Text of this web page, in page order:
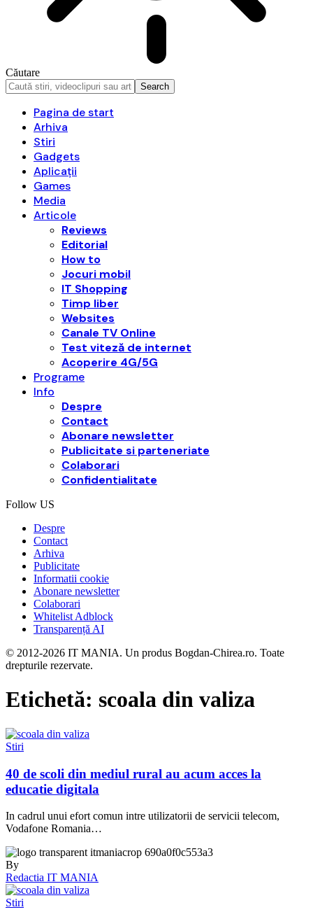
Căutare
Pagina de start
Arhiva
Stiri
Gadgets
Aplicații
Games
Media
Articole
Reviews
Editorial
How to
Jocuri mobil
IT Shopping
Timp liber
Websites
Canale TV Online
Test viteză de internet
Acoperire 4G/5G
Programe
Info
Despre
Contact
Abonare newsletter
Publicitate si parteneriate
Colaborari
Confidentialitate
Follow US
Despre
Contact
Arhiva
Publicitate
Informatii cookie
Abonare newsletter
Colaborari
Whitelist Adblock
Transparență AI
© 2012-2026 IT MANIA. Un produs Bogdan-Chirea.ro. Toate
drepturile rezervate.
Etichetă: scoala din valiza
Stiri
40 de scoli din mediul rural au acum acces la
educatie digitala
In cadrul unui efort comun intre utilizatorii de servicii telecom,
Vodafone Romania…
By
Redactia IT MANIA
Stiri